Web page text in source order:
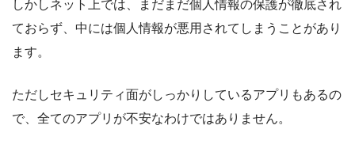
しかしネット上では、まだまだ個人情報の保護が徹底され
ておらず、中には個人情報が悪用されてしまうことがあり
ます。
ただしセキュリティ面がしっかりしているアプリもあるの
で、全てのアプリが不安なわけではありません。